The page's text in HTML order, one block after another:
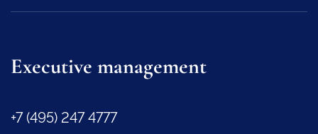
Executive management
+7 (495) 247 4777